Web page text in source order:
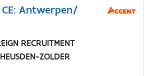
Antwerpen/
RECRUITMENT
HEUSDEN-ZOLDER